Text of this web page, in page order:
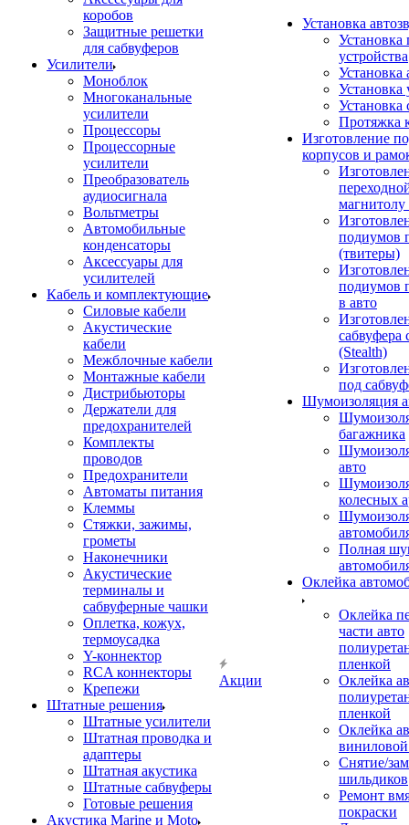
коробов
Защитные решетки
для сабвуферов
Усилители
Моноблок
Многоканальные
усилители
Процессоры
Процессорные
усилители
Преобразователь
аудиосигнала
Вольтметры
Автомобильные
конденсаторы
Аксессуары для
усилителей
Кабель и комплектующие
Силовые кабели
Акустические
кабели
Межблочные кабели
Монтажные кабели
Дистрибьюторы
Держатели для
предохранителей
Комплекты
проводов
Предохранители
Автоматы питания
Клеммы
Стяжки, зажимы,
грометы
Наконечники
Акустические
терминалы и
сабвуферные чашки
Оплетка, кожух,
термоусадка
Y-коннектор
RCA коннекторы
Крепежи
Штатные решения
Штатные усилители
Штатная проводка и
адаптеры
Штатная акустика
Штатные сабвуферы
Готовые решения
Акустика Marine и Moto
Акции
Установка
Установка
устройства
Установка
Установка
Установка
Протяжка
Изготовление
корпусов и
подиумов
(твитеры)
подиумов
в авто
сабвуфера
(Stealth)
под
Шумоизоляция
багажника
авто
колесных
Полная
Оклейка
Оклейка
части авто
пленкой
Оклейка
пленкой
Оклейка
Снятие/
шильдиков
Ремонт
покраски